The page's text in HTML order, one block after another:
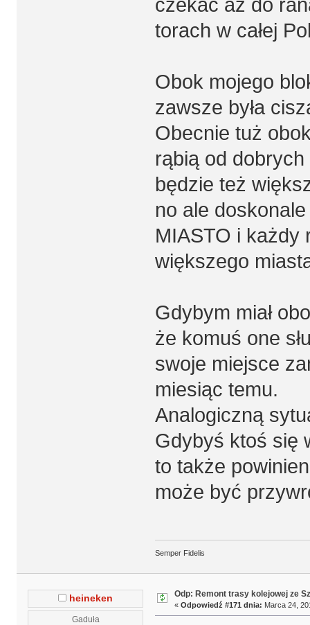
czekać aż do
torach w całej
Obok mojego
zawsze była
Obecnie tuż
rąbią od
będzie też
no ale
MIASTO i każdy
większego
Gdybym miał
że komuś one
swoje miejsce
miesiąc temu.
Analogiczną
Gdybyś ktoś się
to także
może być
Semper Fidelis
heineken
Gaduła
Odp: Remont trasy kolejowej ze
« Odpowiedź #171 dnia: Marca 24,